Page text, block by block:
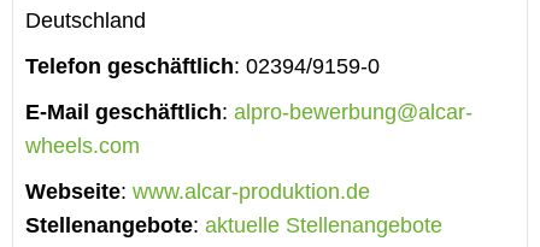
Deutschland
Telefon geschäftlich: 02394/9159-0
E-Mail geschäftlich: alpro-bewerbung@alcar-
wheels.com
Webseite: www.alcar-produktion.de
Stellenangebote: aktuelle Stellenangebote